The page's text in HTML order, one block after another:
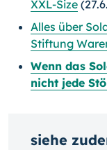
XXL-Size
Alles über
Stiftung
Wenn das
nicht jede
siehe